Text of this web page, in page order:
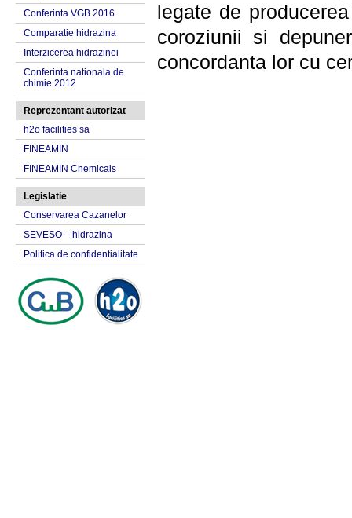
legate de
coroziunii si
concordanta lor cu
Conferinta VGB 2016
Comparatie hidrazina
Interzicerea hidrazinei
Conferinta nationala de
chimie 2012
Reprezentant autorizat
h2o facilities sa
FINEAMIN
FINEAMIN Chemicals
Legislatie
Conservarea Cazanelor
SEVESO – hidrazina
Politica de confidentialitate